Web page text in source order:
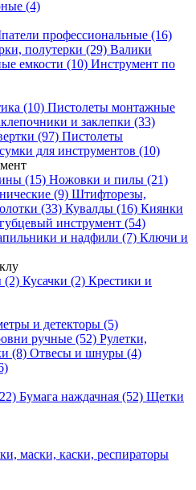
(4)
профессиональные (16)
полутерки (29) Валики
емкости (10) Инструмент по
(10) Пистолеты монтажные
и заклепки (33)
(97) Пистолеты
для инструментов (10)
(15) Ножовки и пилы (21)
(9) Штифторезы,
(33) Кувалды (16) Киянки
инструмент (54)
и надфили (7) Ключи и
(2) Кусачки (2) Крестики и
и детекторы (5)
ручные (52) Рулетки,
(8) Отвесы и шнуры (4)
Бумага наждачная (52) Щетки
маски, каски, респираторы